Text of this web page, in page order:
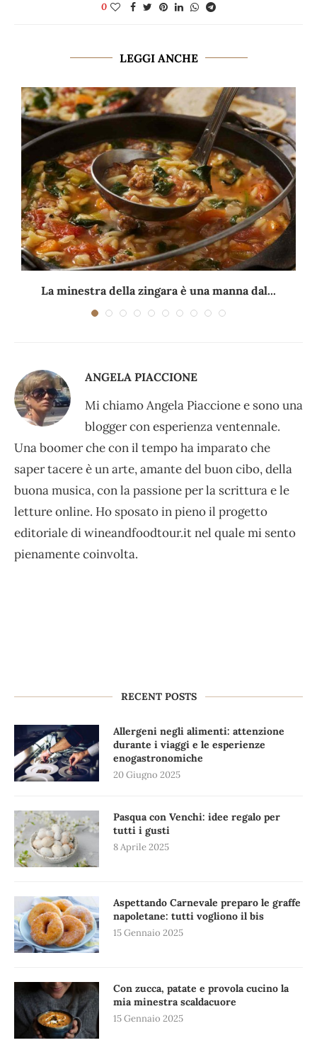
0
LEGGI ANCHE
La minestra della zingara è una manna dal...
ANGELA PIACCIONE
Mi chiamo Angela Piaccione e sono una
blogger con esperienza ventennale.
Una boomer che con il tempo ha imparato che
saper tacere è un arte, amante del buon cibo, della
buona musica, con la passione per la scrittura e le
letture online. Ho sposato in pieno il progetto
editoriale di wineandfoodtour.it nel quale mi sento
pienamente coinvolta.
RECENT POSTS
Allergeni negli alimenti: attenzione
durante i viaggi e le esperienze
enogastronomiche
20 Giugno 2025
Pasqua con Venchi: idee regalo per
tutti i gusti
8 Aprile 2025
Aspettando Carnevale preparo le graffe
napoletane: tutti vogliono il bis
15 Gennaio 2025
Con zucca, patate e provola cucino la
mia minestra scaldacuore
15 Gennaio 2025